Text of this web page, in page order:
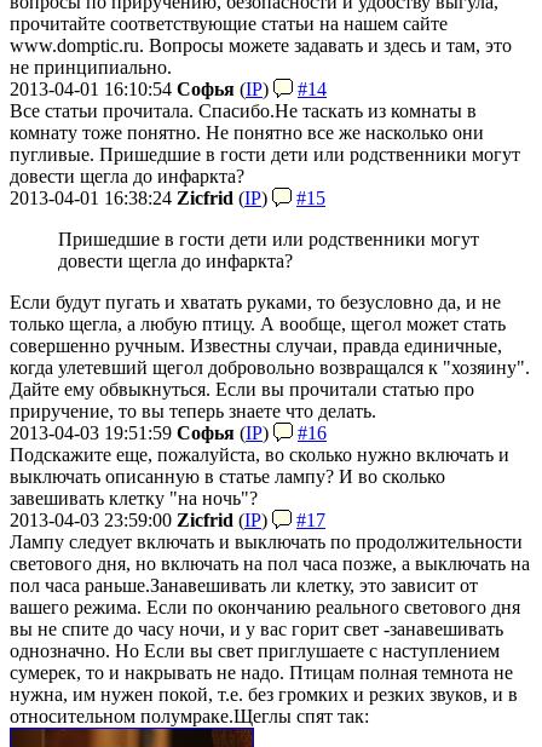
прочитайте соответствующие статьи на нашем сайте
www.domptic.ru. Вопросы можете задавать и здесь и там, это
не принципиально.
2013-04-01 16:10:54 Софья (IP)
#14
Все статьи прочитала. Спасибо.Не таскать из комнаты в
комнату тоже понятно. Не понятно все же насколько они
пугливые. Пришедшие в гости дети или родственники могут
довести щегла до инфаркта?
2013-04-01 16:38:24 Zicfrid (IP)
#15
Пришедшие в гости дети или родственники могут
довести щегла до инфаркта?
Если будут пугать и хватать руками, то безусловно да, и не
только щегла, а любую птицу. А вообще, щегол может стать
совершенно ручным. Известны случаи, правда единичные,
когда улетевший щегол добровольно возвращался к "хозяину".
Дайте ему обвыкнуться. Если вы прочитали статью про
приручение, то вы теперь знаете что делать.
2013-04-03 19:51:59 Софья (IP)
#16
Подскажите еще, пожалуйста, во сколько нужно включать и
выключать описанную в статье лампу? И во сколько
завешивать клетку "на ночь"?
2013-04-03 23:59:00 Zicfrid (IP)
#17
Лампу следует включать и выключать по продолжительности
светового дня, но включать на пол часа позже, а выключать на
пол часа раньше.Занавешивать ли клетку, это зависит от
вашего режима. Если по окончанию реального светового дня
вы не спите до часу ночи, и у вас горит свет -занавешивать
однозначно. Но Если вы свет приглушаете с наступлением
сумерек, то и накрывать не надо. Птицам полная темнота не
нужна, им нужен покой, т.е. без громких и резких звуков, и в
относительном полумраке.Щеглы спят так: